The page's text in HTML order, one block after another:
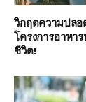
วิกฤตความปลอ
โครงการอาหา
ชีวิต!